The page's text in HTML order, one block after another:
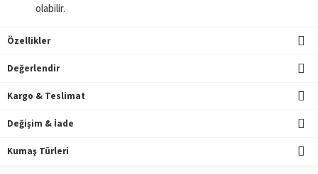
olabilir.
Özellikler
Değerlendir
Kargo & Teslimat
Değişim & İade
Kumaş Türleri